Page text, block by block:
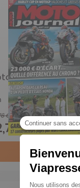
Journal
€
€ -61%
Ajouter au